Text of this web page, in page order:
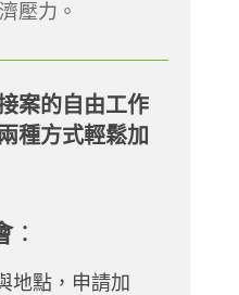
壓力。
案的自由工作
種方式輕鬆加
：
地點，申請加